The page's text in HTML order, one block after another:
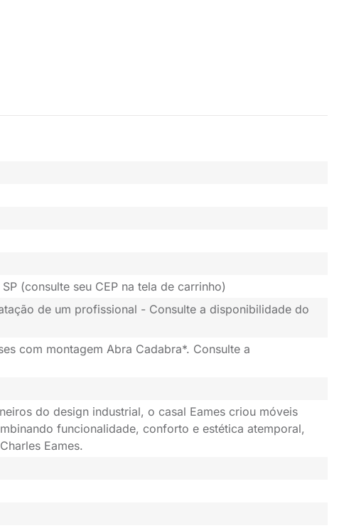
(consulte seu CEP na tela de carrinho)
de um profissional - Consulte a disponibilidade do
com montagem Abra Cadabra*. Consulte a
do design industrial, o casal Eames criou móveis
funcionalidade, conforto e estética atemporal,
Eames.